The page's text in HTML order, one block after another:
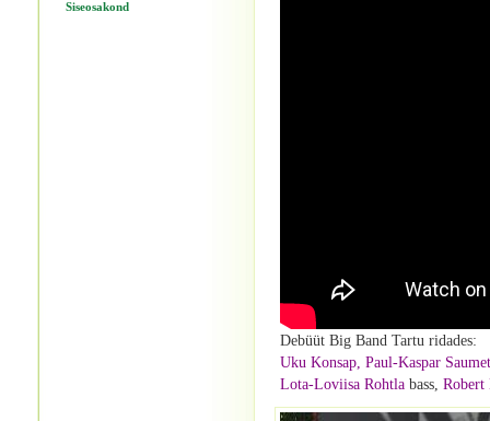
Siseosakond
Debüüt Big Band Tartu ridades:
Uku Konsap, Paul-Kaspar
Lota-Loviisa Rohtlabass,